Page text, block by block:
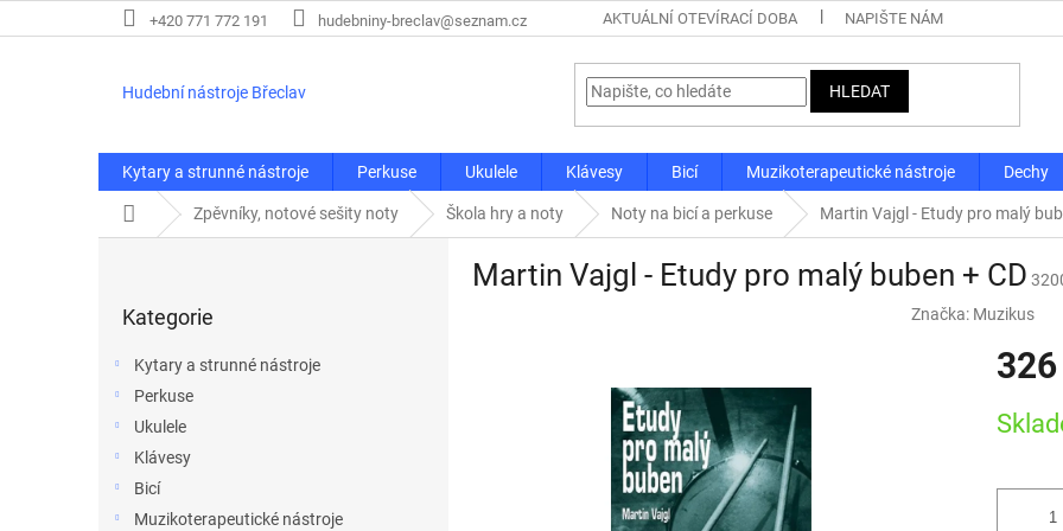
na
+420 771 772 191 hudebniny-breclav@seznam.cz AKTUÁLNÍ OTEVÍRACÍ DOBA NAPIŠTE NÁM
Hudební nástroje Břeclav HLEDAT
Kytary a strunné nástroje Perkuse Ukulele Klávesy Bicí Muzikoterapeutické nástroje Dechy
Domů Zpěvníky, notové sešity noty Škola hry a noty Noty na bicí a perkuse Martin Vajgl - Etudy pro malý
kategorie
Kategorie
Kytary a strunné nástroje
Perkuse
Ukulele
Klávesy
Bicí
Muzikoterapeutické nástroje
Martin Vajgl - Etudy pro malý buben + CD
Značka: Muzikus
cena: